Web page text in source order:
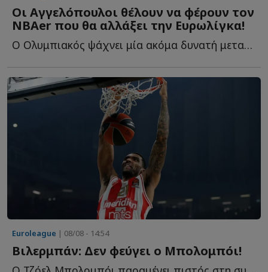
Οι Αγγελόπουλοι θέλουν να φέρουν τον
NBAer που θα αλλάξει την Ευρωλίγκα!
Ο Ολυμπιακός ψάχνει μία ακόμα δυνατή μεταγραφή και ξ...
Euroleague | 08/08 - 14:54
Βιλερμπάν: Δεν φεύγει ο Μπολομπόι!